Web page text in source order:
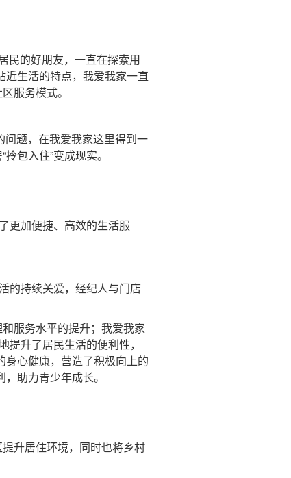
民的好朋友，一直在探索用
近生活的特点，我爱我家一直
服务模式。
题，在我爱我家这里得到一
包入住”变成现实。
更加便捷、高效的生活服
的持续关爱，经纪人与门店
服务水平的提升；我爱我家
升了居民生活的便利性，
身心健康，营造了积极向上的
助力青少年成长。
升居住环境，同时也将乡村